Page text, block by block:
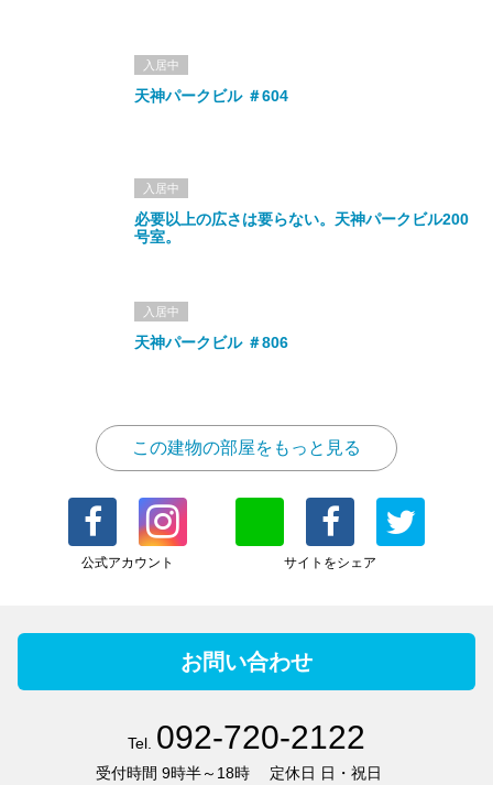
入居中
天神パークビル ＃604
入居中
必要以上の広さは要らない。天神パークビル200
号室。
入居中
天神パークビル ＃806
この建物の部屋をもっと見る
公式アカウント サイトをシェア
お問い合わせ
Tel. 092-720-2122
受付時間 9時半～18時 定休日 日・祝日